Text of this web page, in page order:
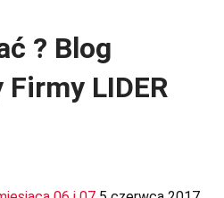
? Blog
LIDER